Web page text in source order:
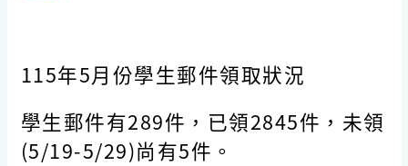
115年5月份學生郵件領取狀況
學生郵件有289件，已領2845件，未領
(5/19-5/29)尚有5件。